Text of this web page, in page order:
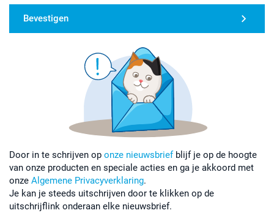
Bevestigen
Door in te schrijven op onze nieuwsbriefblijf je op de hoogte
van onze producten en speciale acties en ga je akkoord met
onze Algemene Privacyverklaring.
Je kan je steeds uitschrijven door te klikken op de
uitschrijflink onderaan elke nieuwsbrief.